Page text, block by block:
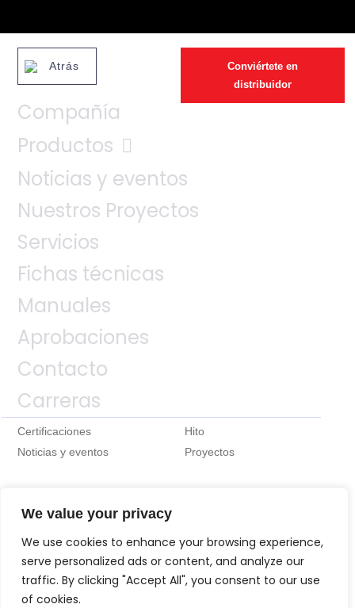
We value your privacy
We use cookies to enhance your browsing experience,
serve personalized ads or content, and analyze our
traffic. By clicking "Accept All", you consent to our use
of cookies.
Atrás
Conviértete en
distribuidor
Compañía
Productos
Noticias y eventos
Nuestros Proyectos
Servicios
Fichas técnicas
Manuales
Aprobaciones
Contacto
Carreras
Certificaciones
Hito
Noticias y eventos
Proyectos